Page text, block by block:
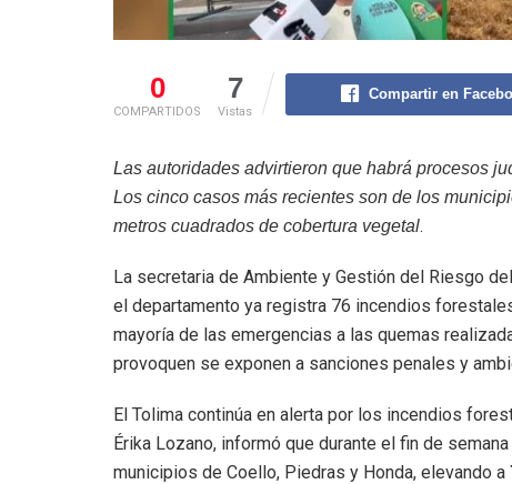
0
COMPARTIDOS
7
Vistas
Compartir en
Las autoridades advirtieron que habrá procesos
Los cinco casos más recientes son de los
metros cuadrados de cobertura vegetal.
La secretaria de Ambiente y Gestión del Riesgo
el departamento ya registra 76 incendios
mayoría de las emergencias a las quemas
provoquen se exponen a sanciones penales y
El Tolima continúa en alerta por los incendios
Érika Lozano, informó que durante el fin de
municipios de Coello, Piedras y Honda, elevando a